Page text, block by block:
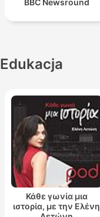
BBC Newsround
Κάθε γωνία μια
ιστορία, με την Ελένη